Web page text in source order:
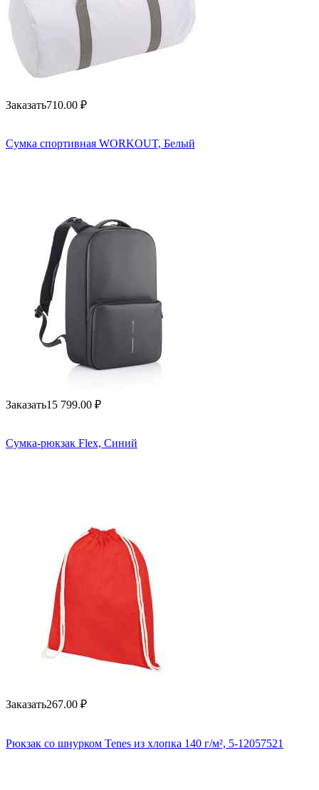
Заказать710.00 ₽
Сумка спортивная WORKOUT, Белый
Заказать15 799.00 ₽
Сумка-рюкзак Flex, Синий
Заказать267.00 ₽
Рюкзак со шнурком Tenes из хлопка 140 г/м², 5-12057521